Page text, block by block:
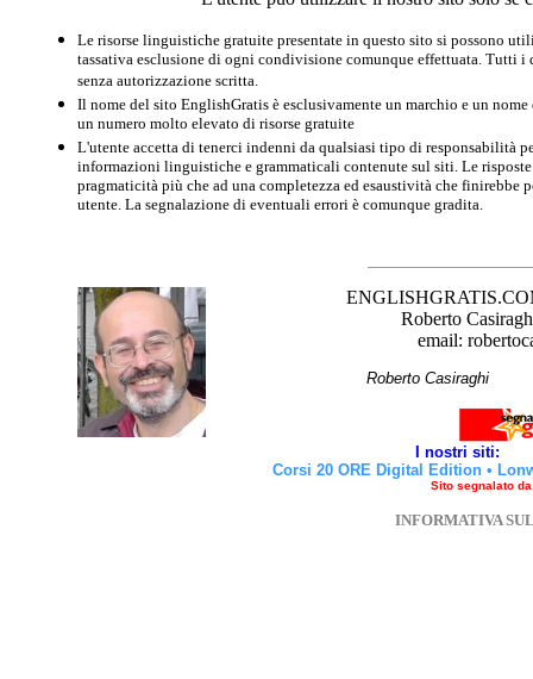
Le risorse linguistiche gratuite presentate in questo sito si possono
tassativa esclusione di ogni condivisione comunque effettuata. Tutti
senza autorizzazione scritta.
Il nome del sito EnglishGratis è esclusivamente un marchio e un
un numero molto elevato di risorse gratuite
L'utente accetta di tenerci indenni da qualsiasi tipo di responsabilità
informazioni linguistiche e grammaticali contenute sul siti. Le
pragmaticità più che ad una completezza ed esaustività che finirebbe
utente. La segnalazione di eventuali errori è comunque gradita.
Roberto
email:
Roberto
I nostri siti:
Corsi 20 ORE Digital Edition •
Sito segnalato
INFORMATIVA